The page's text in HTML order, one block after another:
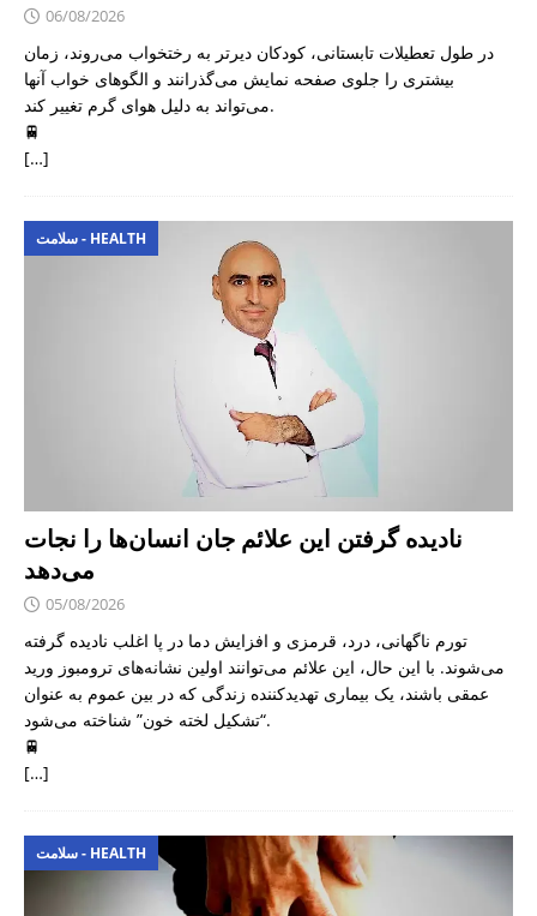
06/08/2026
در طول تعطیلات تابستانی، کودکان دیرتر به رختخواب می‌روند، زمان
بیشتری را جلوی صفحه نمایش می‌گذرانند و الگوهای خواب آنها
می‌تواند به دلیل هوای گرم تغییر کند.
🚆
[…]
سلامت - HEALTH
نادیده گرفتن این علائم جان انسان‌ها را نجات
می‌دهد
05/08/2026
تورم ناگهانی، درد، قرمزی و افزایش دما در پا اغلب نادیده گرفته
می‌شوند. با این حال، این علائم می‌توانند اولین نشانه‌های ترومبوز ورید
عمقی باشند، یک بیماری تهدیدکننده زندگی که در بین عموم به عنوان
“تشکیل لخته خون” شناخته می‌شود.
🚆
[…]
سلامت - HEALTH